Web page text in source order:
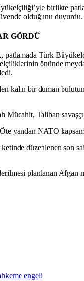
birlikte
olduğunu duyurdu.
GÖRDÜ
Türk
önünde
kalın bir duman
Taliban
yandan NATO
düzenlenen son
planlanan Afgan